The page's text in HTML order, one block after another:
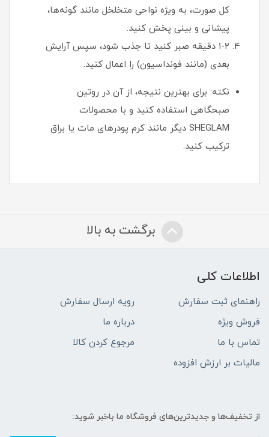
کل صورت، به ویژه نواحی متخلخل مانند گونه‌ها،
پیشانی و بینی پخش کنید.
۱-۲ دقیقه صبر کنید تا جذب شود، سپس آرایش
بعدی (مانند فونداسیون) را اعمال کنید.
نکته: برای بهترین نتیجه، از آن در روتین
صبحگاهی استفاده کنید و با محصولات
SHEGLAM دیگر مانند کرم پودرهای مات یا براق
ترکیب کنید.
برگشت به بالا
اطلاعات کلی
راهنمای ثبت سفارش
رویه ارسال سفارش
فروش ویژه
درباره ما
تماس با ما
مرجوع کردن کالا
مالیات بر ارزش افزوده
از تخفیف‌ها و جدیدترین‌های فروشگاه ما باخبر شوید: